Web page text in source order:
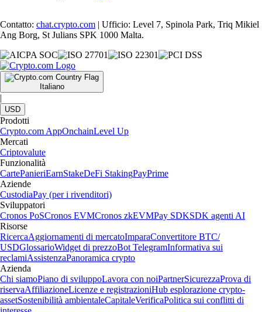
Contatto: chat.crypto.com | Ufficio: Level 7, Spinola Park, Triq Mikiel
Ang Borg, St Julians SPK 1000 Malta.
Italiano
|
USD
Prodotti
Crypto.com AppOnchainLevel Up
Mercati
Criptovalute
Funzionalità
CartePanieriEarnStakeDeFi StakingPayPrime
Aziende
CustodiaPay (per i rivenditori)
Sviluppatori
Cronos PoSCronos EVMCronos zkEVMPay SDKSDK agenti AI
Risorse
RicercaAggiornamenti di mercatoImparaConvertitore BTC/
USDGlossarioWidget di prezzoBot TelegramInformativa sui
reclamiAssistenzaPanoramica crypto
Azienda
Chi siamoPiano di sviluppoLavora con noiPartnerSicurezzaProva di
riservaAffiliazioneLicenze e registrazioniHub esplorazione crypto-
assetSostenibilità ambientaleCapitaleVerificaPolitica sui conflitti di